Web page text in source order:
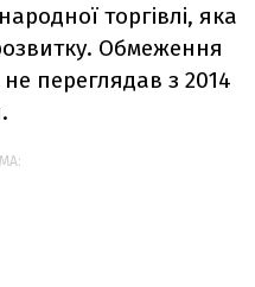
торгівлі, яка
Обмеження
переглядав з 2014